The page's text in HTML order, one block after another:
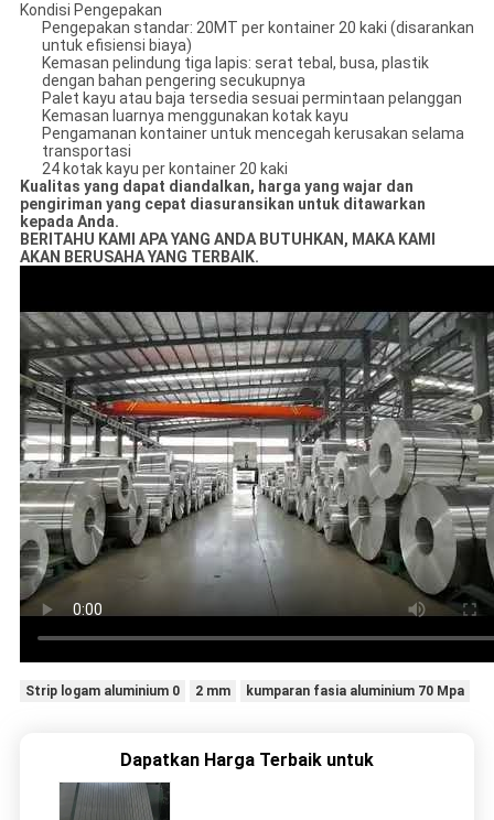
Kondisi Pengepakan
Pengepakan standar: 20MT per kontainer 20 kaki (disarankan
untuk efisiensi biaya)
Kemasan pelindung tiga lapis: serat tebal, busa, plastik
dengan bahan pengering secukupnya
Palet kayu atau baja tersedia sesuai permintaan pelanggan
Kemasan luarnya menggunakan kotak kayu
Pengamanan kontainer untuk mencegah kerusakan selama
transportasi
24 kotak kayu per kontainer 20 kaki
Kualitas yang dapat diandalkan, harga yang wajar dan
pengiriman yang cepat diasuransikan untuk ditawarkan
kepada Anda.
BERITAHU KAMI APA YANG ANDA BUTUHKAN, MAKA KAMI
AKAN BERUSAHA YANG TERBAIK.
Strip logam aluminium 0 2 mm kumparan fasia aluminium 70 Mpa
Dapatkan Harga Terbaik untuk